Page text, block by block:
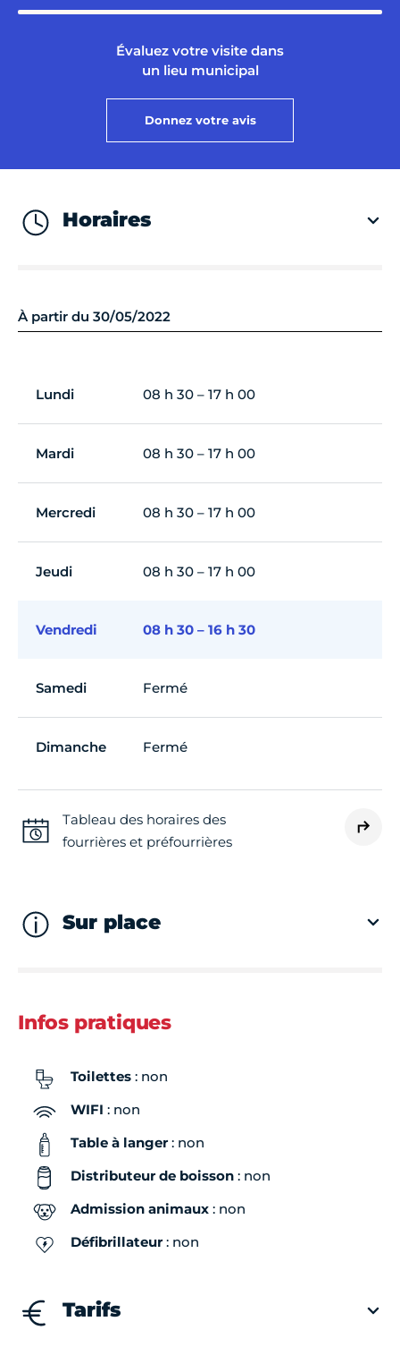
Évaluez votre visite dans
un lieu municipal
Donnez votre avis
Horaires
À partir du 30/05/2022
Lundi 08 h 30 – 17 h 00
Mardi 08 h 30 – 17 h 00
Mercredi 08 h 30 – 17 h 00
Jeudi 08 h 30 – 17 h 00
Vendredi 08 h 30 – 16 h 30
Samedi Fermé
Dimanche Fermé
Tableau des horaires des
fourrières et préfourrières
Sur place
Infos pratiques
Toilettes : non
WIFI : non
Table à langer: non
Distributeur de boisson : non
Admission animaux : non
Défibrillateur: non
Tarifs